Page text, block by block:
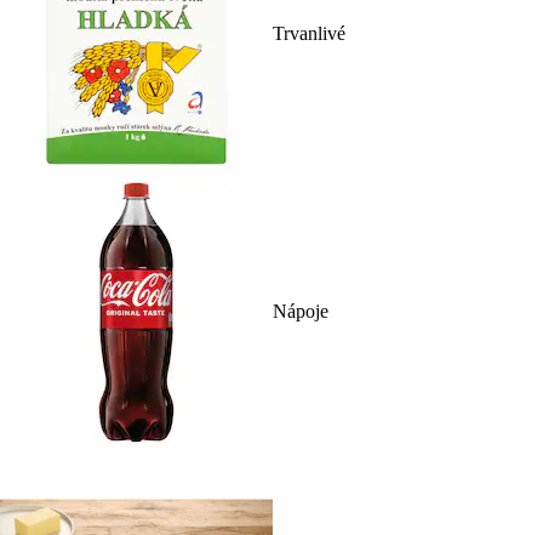
Trvanlivé
Nápoje